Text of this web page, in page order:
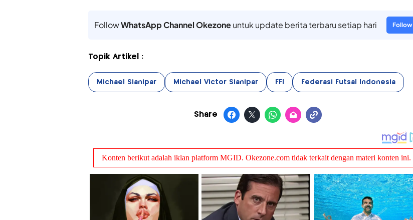
FollowWhatsApp Channel Okezoneuntuk update berita terbaru setiap hari Follow
Topik Artikel :
Michael Sianipar Michael Victor Sianipar FFI Federasi Futsal Indonesia
Share